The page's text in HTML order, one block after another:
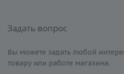
Задать вопрос
Вы можете задать любой
товару или работе магазина.